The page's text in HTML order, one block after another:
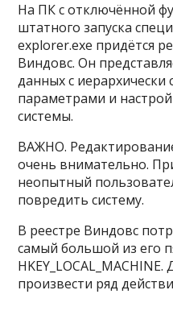
На ПК с отключённой
штатного запуска
explorer.exe придётся
Виндовс. Он
данных с
параметрами и
системы.
ВАЖНО.
очень внимательно.
неопытный
повредить систему.
В реестре Виндовс
самый большой из его
HKEY_LOCAL_MACHINE.
произвести ряд